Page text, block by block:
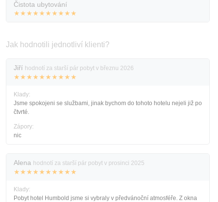
Čistota ubytování
★★★★★★★★★★
Jak hodnotili jednotliví klienti?
Jiří hodnotí za starší pár pobyt v březnu 2026
★★★★★★★★★★
Klady:
Jsme spokojeni se službami, jinak bychom do tohoto hotelu nejeli již po
čtvrté.
Zápory:
nic
Alena hodnotí za starší pár pobyt v prosinci 2025
★★★★★★★★★★
Klady:
Pobyt hotel Humbold jsme si vybraly v předvánoční atmosféře. Z okna